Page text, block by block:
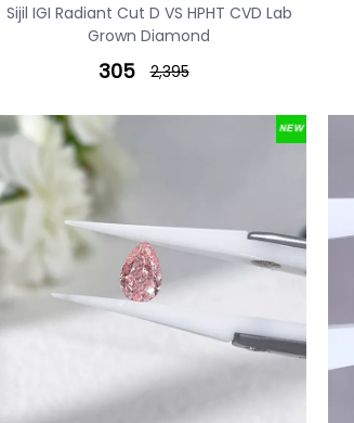
Sijil IGI Radiant Cut D VS HPHT CVD Lab
Grown Diamond
305 2,395